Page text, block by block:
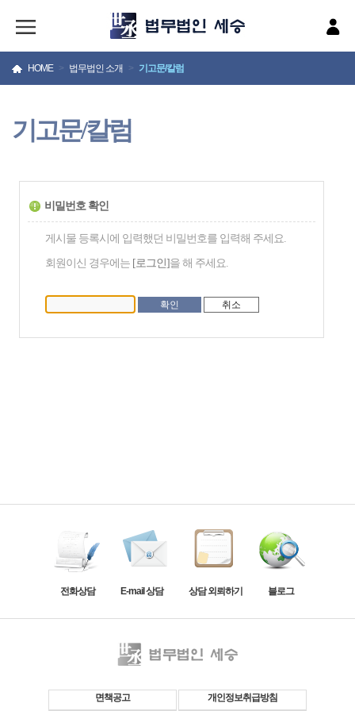
HOME > 법무법인 소개 > 기고문/칼럼
기고문/칼럼
비밀번호 확인
게시물 등록시에 입력했던 비밀번호를 입력해 주세요.
회원이신 경우에는 [로그인]을 해 주세요.
전화상담 E-mail 상담 상담 외뢰하기 블로그
면책공고 개인정보취급방침